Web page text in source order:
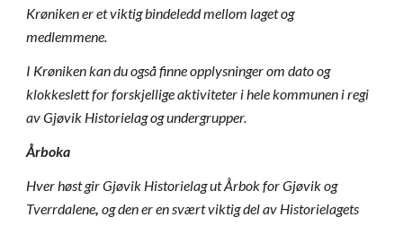
Krøniken er et viktig bindeledd mellom laget og
medlemmene.
I Krøniken kan du også finne opplysninger om dato og
klokkeslett for forskjellige aktiviteter i hele kommunen i regi
av Gjøvik Historielag og undergrupper.
Årboka
Hver høst gir Gjøvik Historielag ut Årbok for Gjøvik og
Tverrdalene,og den er en svært viktig del av Historielagets